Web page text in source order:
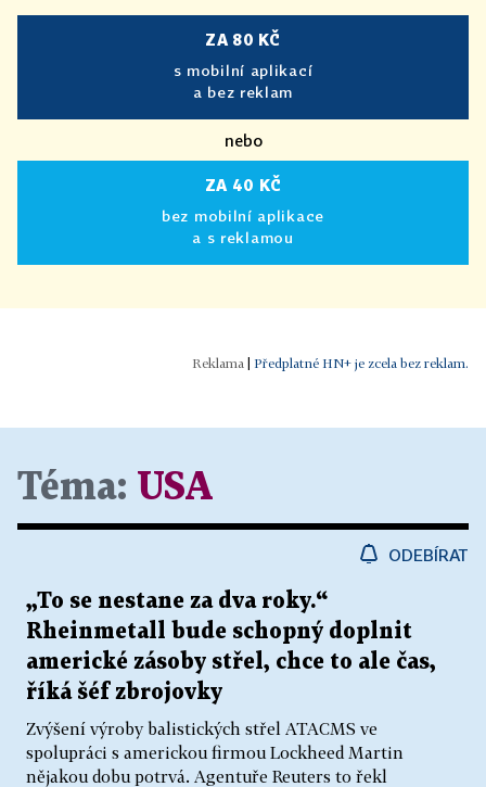
ZA 80 KČ
s mobilní aplikací
a bez reklam
nebo
ZA 40 KČ
bez mobilní aplikace
a s reklamou
| Předplatné HN+ je zcela bez reklam.
Téma: USA
ODEBÍRAT
„To se nestane za dva roky.“
Rheinmetall bude schopný doplnit
americké zásoby střel, chce to ale čas,
říká šéf zbrojovky
Zvýšení výroby balistických střel ATACMS ve
spolupráci s americkou firmou Lockheed Martin
nějakou dobu potrvá. Agentuře Reuters to řekl